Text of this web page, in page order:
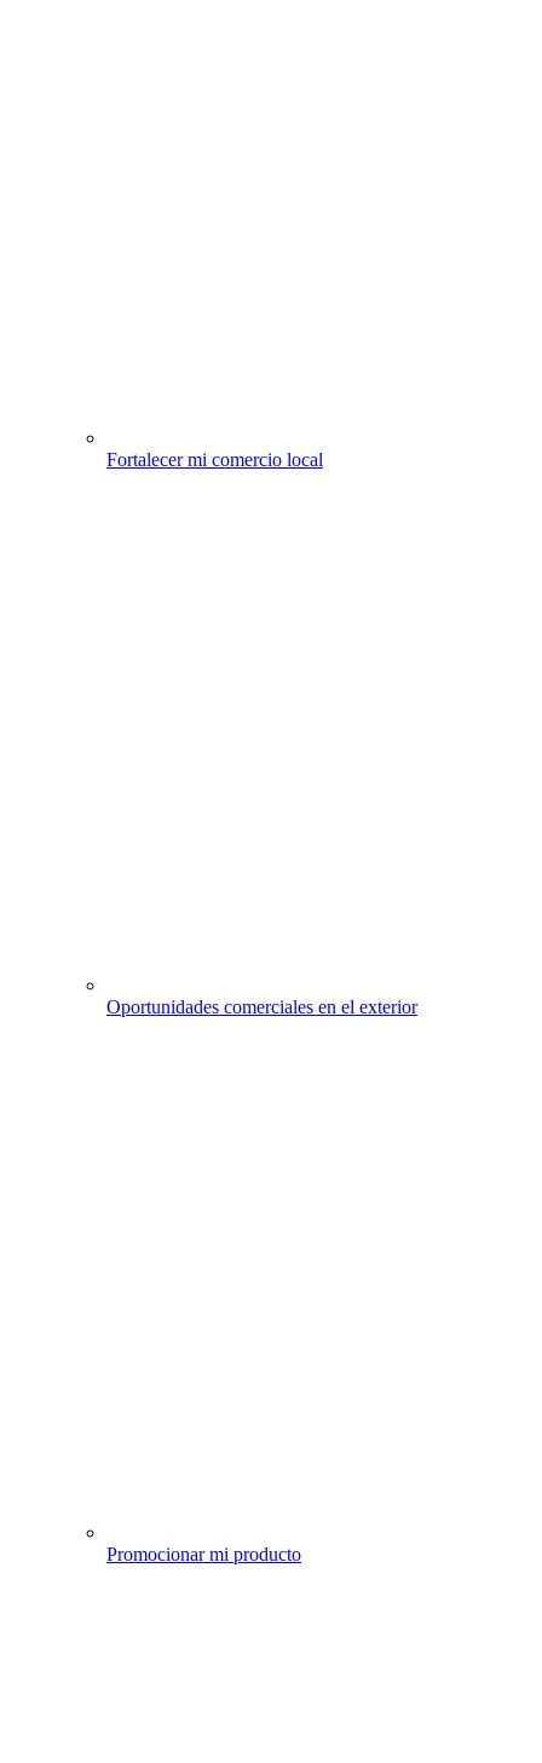
Fortalecer mi comercio local
Oportunidades comerciales en el exterior
Promocionar mi producto